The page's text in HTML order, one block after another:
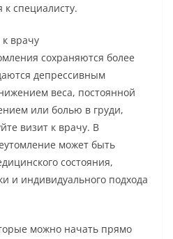
к специалисту.
к врачу
сохраняются более
депрессивным
веса, постоянной
или болью в груди,
визит к врачу. В
может быть
состояния,
и индивидуального подхода
можно начать прямо